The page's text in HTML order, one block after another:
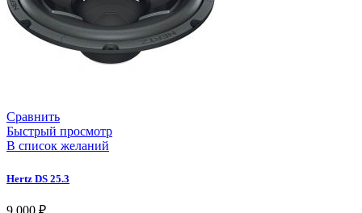
Сравнить
Быстрый просмотр
В список желаний
Hertz DS 25.3